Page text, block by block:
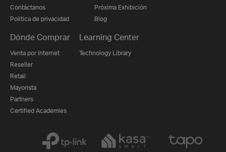
Contáctanos
Politica de privacidad
Próxima Exhibición
Blog
Dónde Comprar
Venta por Internet
Reseller
Retail
Mayorista
Partners
Certified Academies
Learning Center
Technology Library